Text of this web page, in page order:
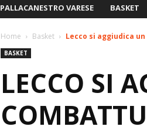
PALLACANESTRO VARESE
BASKET
Home Basket Lecco si aggiudica
BASKET
LECCO SI